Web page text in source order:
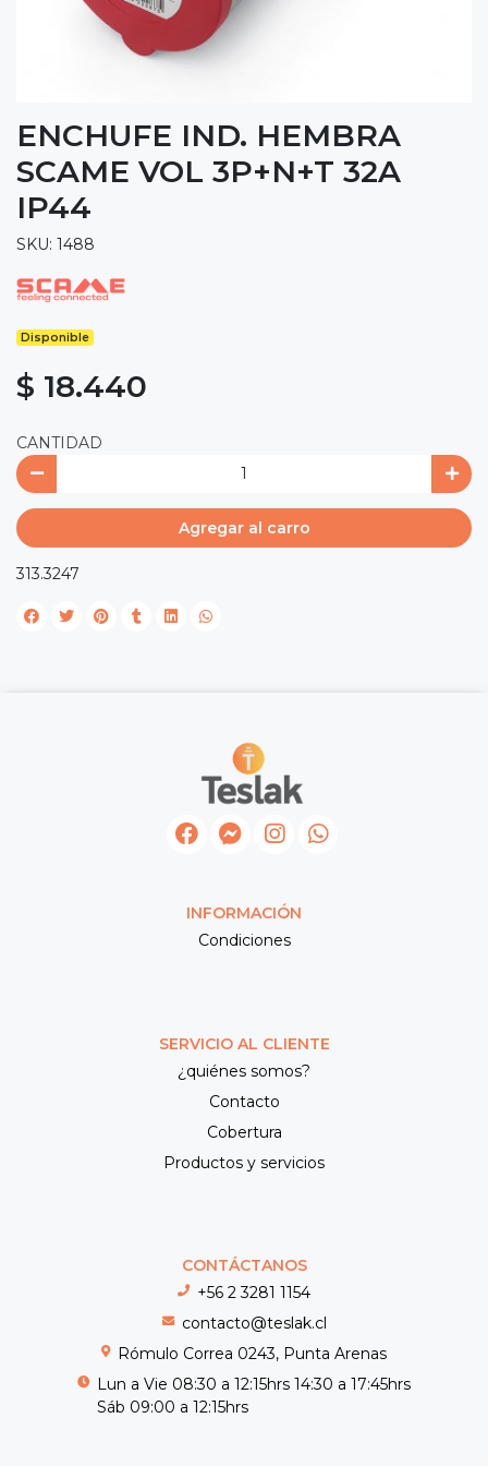
ENCHUFE IND. HEMBRA
SCAME VOL 3P+N+T 32A
IP44
SKU: 1488
Disponible
$ 18.440
CANTIDAD
Agregar al carro
313.3247
INFORMACIÓN
Condiciones
SERVICIO AL CLIENTE
¿quiénes somos?
Contacto
Cobertura
Productos y servicios
CONTÁCTANOS
+56 2 3281 1154
contacto@teslak.cl
Rómulo Correa 0243, Punta Arenas
Lun a Vie 08:30 a 12:15hrs 14:30 a 17:45hrs
Sáb 09:00 a 12:15hrs